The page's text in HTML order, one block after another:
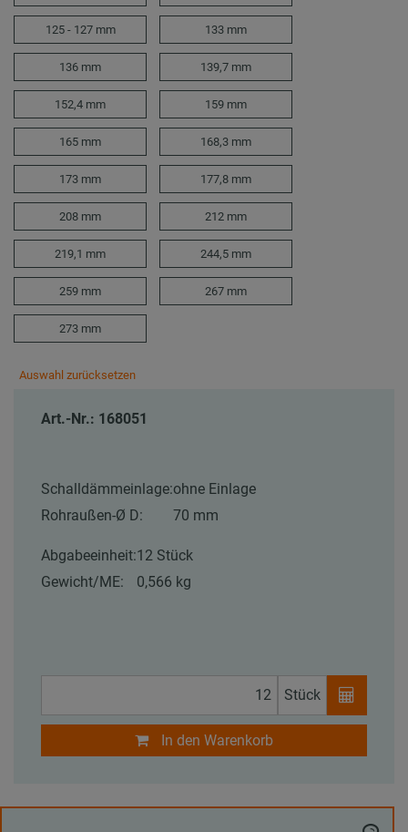
125 - 127 mm 133 mm
136 mm 139,7 mm
152,4 mm 159 mm
165 mm 168,3 mm
173 mm 177,8 mm
208 mm 212 mm
219,1 mm 244,5 mm
259 mm 267 mm
273 mm
Auswahl zurücksetzen
Art.-Nr.: 168051
Schalldämmeinlage:ohne Einlage
Rohraußen-Ø D:
70 mm
Abgabeeinheit:12 Stück
Gewicht/ME:
0,566 kg
Stück
In den Warenkorb